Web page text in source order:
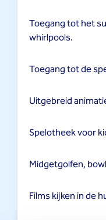
Toegang tot het
whirlpools.
Toegang tot de
Uitgebreid
Spelotheek voor
Midgetgolfen,
Films kijken in de